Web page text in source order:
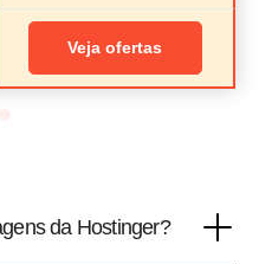
Veja ofertas
da Hostinger?